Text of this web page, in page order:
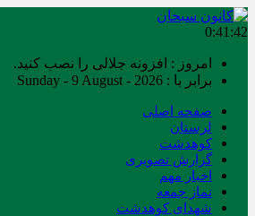
0:41:42
امروز : افزونه جلالی را نصب کنید.
برابر با : Sunday - 9 August - 2026
صفحه اصلی
لرستان
کوهدشت
گزارش تصویری
اخبار مهم
نماز جمعه
شهدای کوهدشت